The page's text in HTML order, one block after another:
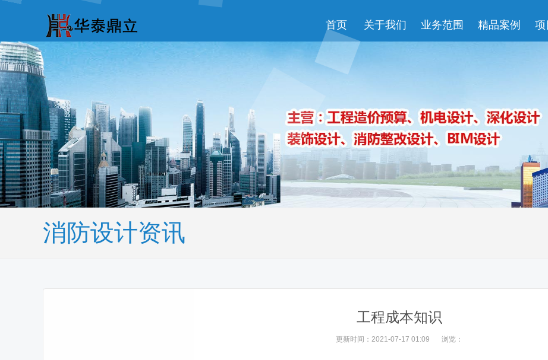
首页 关于我们 业务范围 精品案例 项
消防设计资讯
工程成本知识
更新时间：2021-07-17 01:09 浏览：